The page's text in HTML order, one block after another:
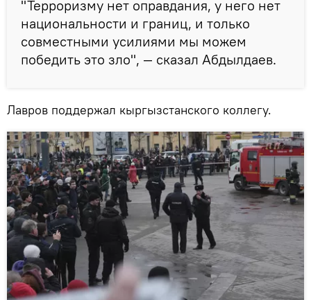
"Терроризму нет оправдания, у него нет
национальности и границ, и только
совместными усилиями мы можем
победить это зло", — сказал Абдылдаев.
Лавров поддержал кыргызстанского коллегу.